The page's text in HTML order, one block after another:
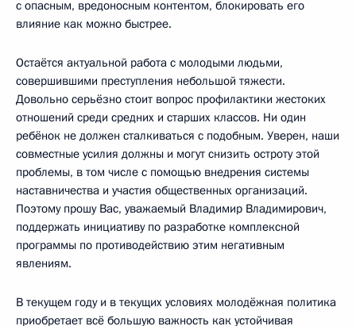
с опасным, вредоносным контентом, блокировать его
влияние как можно быстрее.
Остаётся актуальной работа с молодыми людьми,
совершившими преступления небольшой тяжести.
Довольно серьёзно стоит вопрос профилактики жестоких
отношений среди средних и старших классов. Ни один
ребёнок не должен сталкиваться с подобным. Уверен, наши
совместные усилия должны и могут снизить остроту этой
проблемы, в том числе с помощью внедрения системы
наставничества и участия общественных организаций.
Поэтому прошу Вас, уважаемый Владимир Владимирович,
поддержать инициативу по разработке комплексной
программы по противодействию этим негативным
явлениям.
В текущем году и в текущих условиях молодёжная политика
приобретает всё большую важность как устойчивая